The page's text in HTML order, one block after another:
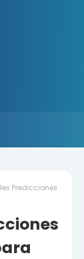
Predicciones